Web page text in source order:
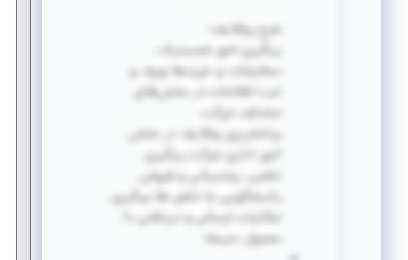
شرح وظایف:
پیگیری امور لجستیک،
سفارشات و خریدها ورود و
ثبت اطلاعات در بخش‌های
مختلف شرکت
برنامه‌ریزی وظایف در بخش
امور اداری شرکت پیگیری
تلفنی، پشتیبانی و فروش
پاسخگویی به تلفن ها پیگیری
مکاتبات ارسالی و دریافتی تا
حصول نتیجه